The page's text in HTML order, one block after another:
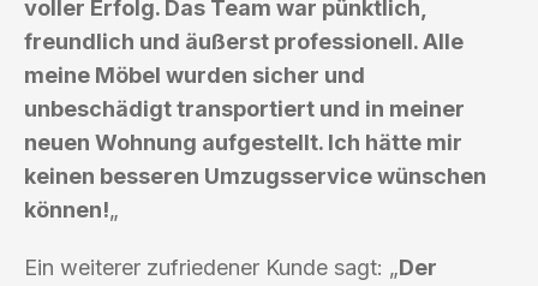
voller Erfolg. Das Team war pünktlich,
freundlich und äußerst professionell. Alle
meine Möbel wurden sicher und
unbeschädigt transportiert und in meiner
neuen Wohnung aufgestellt. Ich hätte mir
keinen besseren Umzugsservice wünschen
können!„
Ein weiterer zufriedener Kunde sagt: „Der